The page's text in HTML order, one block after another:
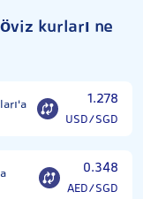
kurları ne
1.278
USD/SGD
0.348
AED/SGD